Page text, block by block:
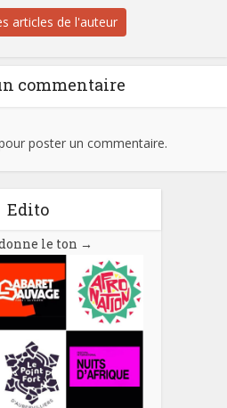
articles de l'auteur
commentaire
poster un commentaire.
Edito
le ton →